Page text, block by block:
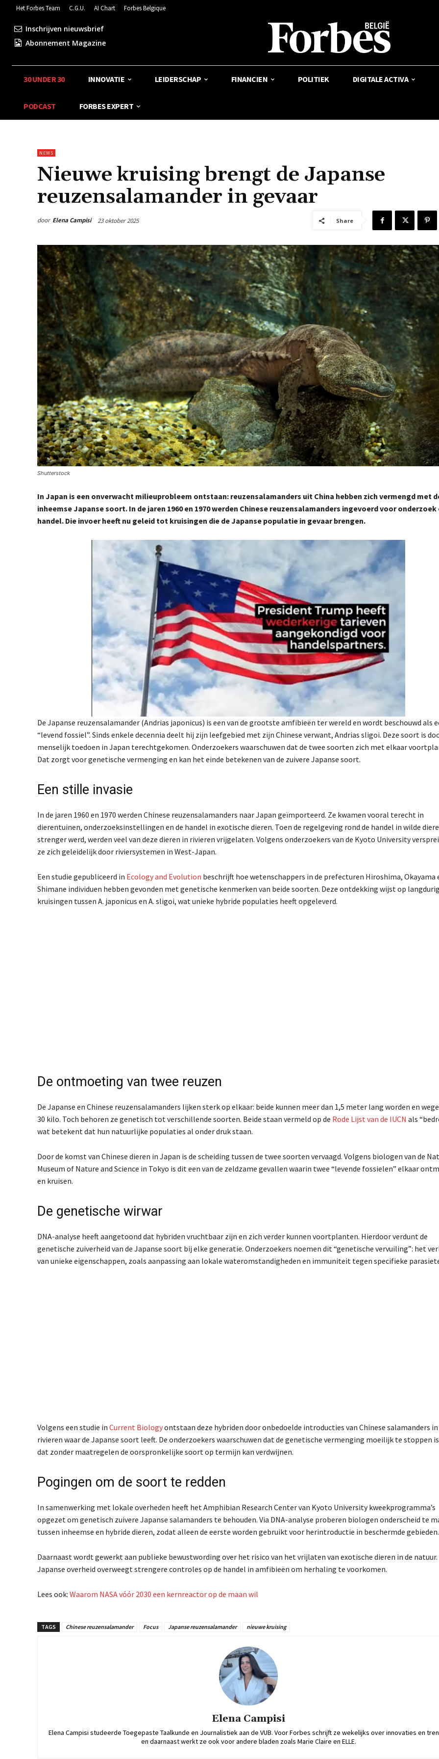
Het Forbes Team C.G.U. AI Chart Forbes Belgique
Inschrijven nieuwsbrief
Abonnement Magazine
30 UNDER 30 INNOVATIE LEIDERSCHAP FINANCIEN POLITIEK DIGITALE ACTIVA
PODCAST FORBES EXPERT
NEWS
Nieuwe kruising brengt de Japanse
reuzensalamander in gevaar
door Elena Campisi 23 oktober 2025 Share
Shutterstock
In Japan is een onverwacht milieuprobleem ontstaan: reuzensalamanders uit China hebben zich vermengd met
inheemse Japanse soort. In de jaren 1960 en 1970 werden Chinese reuzensalamanders ingevoerd voor onderzoek
handel. Die invoer heeft nu geleid tot kruisingen die de Japanse populatie in gevaar brengen.
De Japanse reuzensalamander (Andrias japonicus) is een van de grootste amfibieën ter wereld en wordt beschouwd als
“levend fossiel”. Sinds enkele decennia deelt hij zijn leefgebied met zijn Chinese verwant, Andrias sligoi. Deze soort is
menselijk toedoen in Japan terechtgekomen. Onderzoekers waarschuwen dat de twee soorten zich met elkaar
Dat zorgt voor genetische vermenging en kan het einde betekenen van de zuivere Japanse soort.
Een stille invasie
In de jaren 1960 en 1970 werden Chinese reuzensalamanders naar Japan geïmporteerd. Ze kwamen vooral terecht in
dierentuinen, onderzoeksinstellingen en de handel in exotische dieren. Toen de regelgeving rond de handel in wilde
strenger werd, werden veel van deze dieren in rivieren vrijgelaten. Volgens onderzoekers van de Kyoto University
ze zich geleidelijk door riviersystemen in West-Japan.
Een studie gepubliceerd in Ecology and Evolution beschrijft hoe wetenschappers in de prefecturen Hiroshima, Okayama
Shimane individuen hebben gevonden met genetische kenmerken van beide soorten. Deze ontdekking wijst op
kruisingen tussen A. japonicus en A. sligoi, wat unieke hybride populaties heeft opgeleverd.
De ontmoeting van twee reuzen
De Japanse en Chinese reuzensalamanders lijken sterk op elkaar: beide kunnen meer dan 1,5 meter lang worden en
30 kilo. Toch behoren ze genetisch tot verschillende soorten. Beide staan vermeld op de Rode Lijst van de IUCN als
wat betekent dat hun natuurlijke populaties al onder druk staan.
Door de komst van Chinese dieren in Japan is de scheiding tussen de twee soorten vervaagd. Volgens biologen van de
Museum of Nature and Science in Tokyo is dit een van de zeldzame gevallen waarin twee “levende fossielen” elkaar
en kruisen.
De genetische wirwar
DNA-analyse heeft aangetoond dat hybriden vruchtbaar zijn en zich verder kunnen voortplanten. Hierdoor verdunt de
genetische zuiverheid van de Japanse soort bij elke generatie. Onderzoekers noemen dit “genetische vervuiling”: het
van unieke eigenschappen, zoals aanpassing aan lokale wateromstandigheden en immuniteit tegen specifieke
Volgens een studie in Current Biologyontstaan deze hybriden door onbedoelde introducties van Chinese salamanders in
rivieren waar de Japanse soort leeft. De onderzoekers waarschuwen dat de genetische vermenging moeilijk te stoppen
dat zonder maatregelen de oorspronkelijke soort op termijn kan verdwijnen.
Pogingen om de soort te redden
In samenwerking met lokale overheden heeft hetAmphibian Research Center van Kyoto Universitykweekprogramma’s
opgezet om genetisch zuivere Japanse salamanders te behouden. Via DNA-analyse proberen biologen onderscheid te
tussen inheemse en hybride dieren, zodat alleen de eerste worden gebruikt voor herintroductie in beschermde gebieden.
Daarnaast wordt gewerkt aan publieke bewustwording over het risico van het vrijlaten van exotische dieren in de natuur.
Japanse overheid overweegt strengere controles op de handel in amfibieën om herhaling te voorkomen.
Lees ook: Waarom NASA vóór 2030 een kernreactor op de maan wil
TAGS Chinese reuzensalamander Focus Japanse reuzensalamander nieuwe kruising
Elena Campisi
Elena Campisi studeerde Toegepaste Taalkunde en Journalistiek aan de VUB. Voor Forbes schrijft ze wekelijks over innovaties en
en daarnaast werkt ze ook voor andere bladen zoals Marie Claire en ELLE.